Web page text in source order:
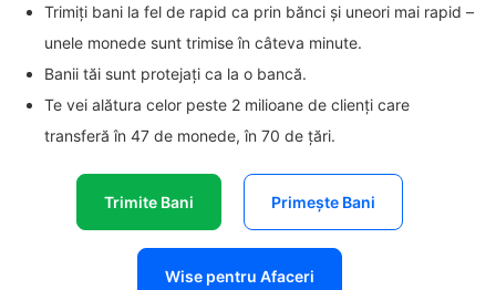
Trimiți bani la fel de rapid ca prin bănci și uneori mai rapid –
unele monede sunt trimise în câteva minute.
Banii tăi sunt protejați ca la o bancă.
Te vei alătura celor peste 2 milioane de clienți care
transferă în 47 de monede, în 70 de țări.
Trimite Bani Primește Bani
Wise pentru Afaceri